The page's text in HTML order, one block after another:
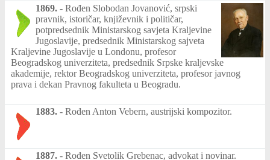
1869. - Rođen Slobodan Jovanović, srpski
pravnik, istoričar, književnik i političar,
potpredsednik Ministarskog savjeta Kraljevine
Jugoslavije, predsednik Ministarskog sajveta
Kraljevine Jugoslavije u Londonu, profesor
Beogradskog univerziteta, predsednik Srpske kraljevske
akademije, rektor Beogradskog univerziteta, profesor javnog
prava i dekan Pravnog fakulteta u Beogradu.
1883. - Rođen Anton Vebern, austrijski kompozitor.
1887. - Rođen Svetolik Grebenac, advokat i novinar.